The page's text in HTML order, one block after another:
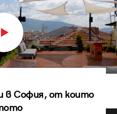
в София, от които